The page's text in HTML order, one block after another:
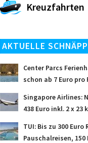
Kreuzfahrten
AKTUELLE
Center Parcs
schon ab 7 Euro
Singapore Airlines:
438 Euro inkl. 2 x 23
TUI: Bis zu 300
Pauschalreisen,